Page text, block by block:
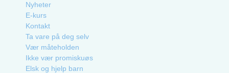
Nyheter
E-kurs
Kontakt
Ta vare på deg selv
Vær måteholden
Ikke vær promiskuøs
Elsk og hjelp barn